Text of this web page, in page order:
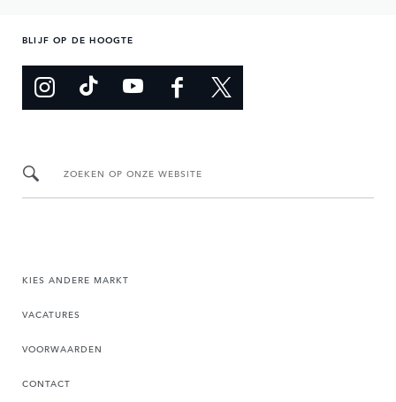
BLIJF OP DE HOOGTE
ZOEKEN OP ONZE WEBSITE
KIES ANDERE MARKT
VACATURES
VOORWAARDEN
CONTACT